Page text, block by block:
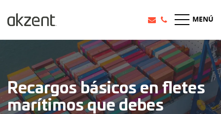
MENÚ
Recargos básicos en fletes
marítimos que debes